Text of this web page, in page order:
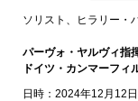
ソリスト、ヒラリー・
パーヴォ・ヤルヴィ指
ドイツ・カンマーフィ
日時：2024年12月12